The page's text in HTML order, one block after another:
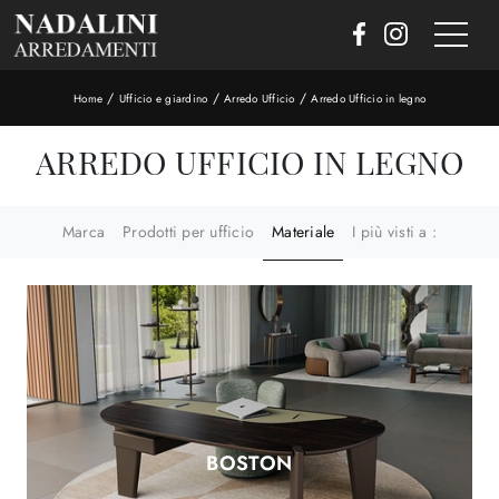
Home / Ufficio e giardino / Arredo Ufficio /Arredo Ufficio in legno
ARREDO UFFICIO IN LEGNO
Marca Prodotti per ufficio Materiale I più visti a :
BOSTON